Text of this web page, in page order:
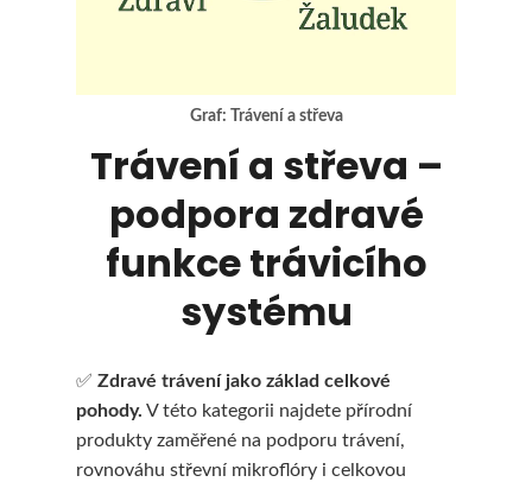
Graf: Trávení a střeva
Trávení a střeva –
podpora zdravé
funkce trávicího
systému
✅ Zdravé trávení jako základ celkové
pohody. V této kategorii najdete přírodní
produkty zaměřené na podporu trávení,
rovnováhu střevní mikroflóry i celkovou
HLEDAT